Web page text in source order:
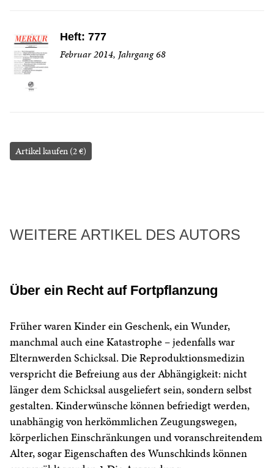
Heft: 777
Februar 2014, Jahrgang 68
Artikel kaufen (2 €)
WEITERE ARTIKEL DES AUTORS
Über ein Recht auf Fortpflanzung
Früher waren Kinder ein Geschenk, ein Wunder,
manchmal auch eine Katastrophe – jedenfalls war
Elternwerden Schicksal. Die Reproduktionsmedizin
verspricht die Befreiung aus der Abhängigkeit: nicht
länger dem Schicksal ausgeliefert sein, sondern selbst
gestalten. Kinderwünsche können befriedigt werden,
unabhängig von herkömmlichen Zeugungswegen,
körperlichen Einschränkungen und voranschreitendem
Alter, sogar Eigenschaften des Wunschkinds können